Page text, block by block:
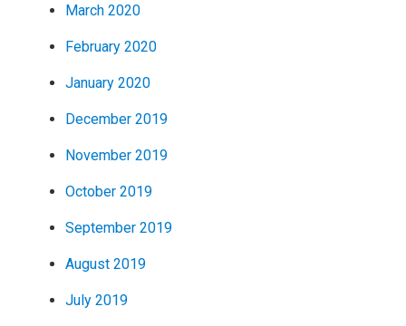
March 2020
February 2020
January 2020
December 2019
November 2019
October 2019
September 2019
August 2019
July 2019